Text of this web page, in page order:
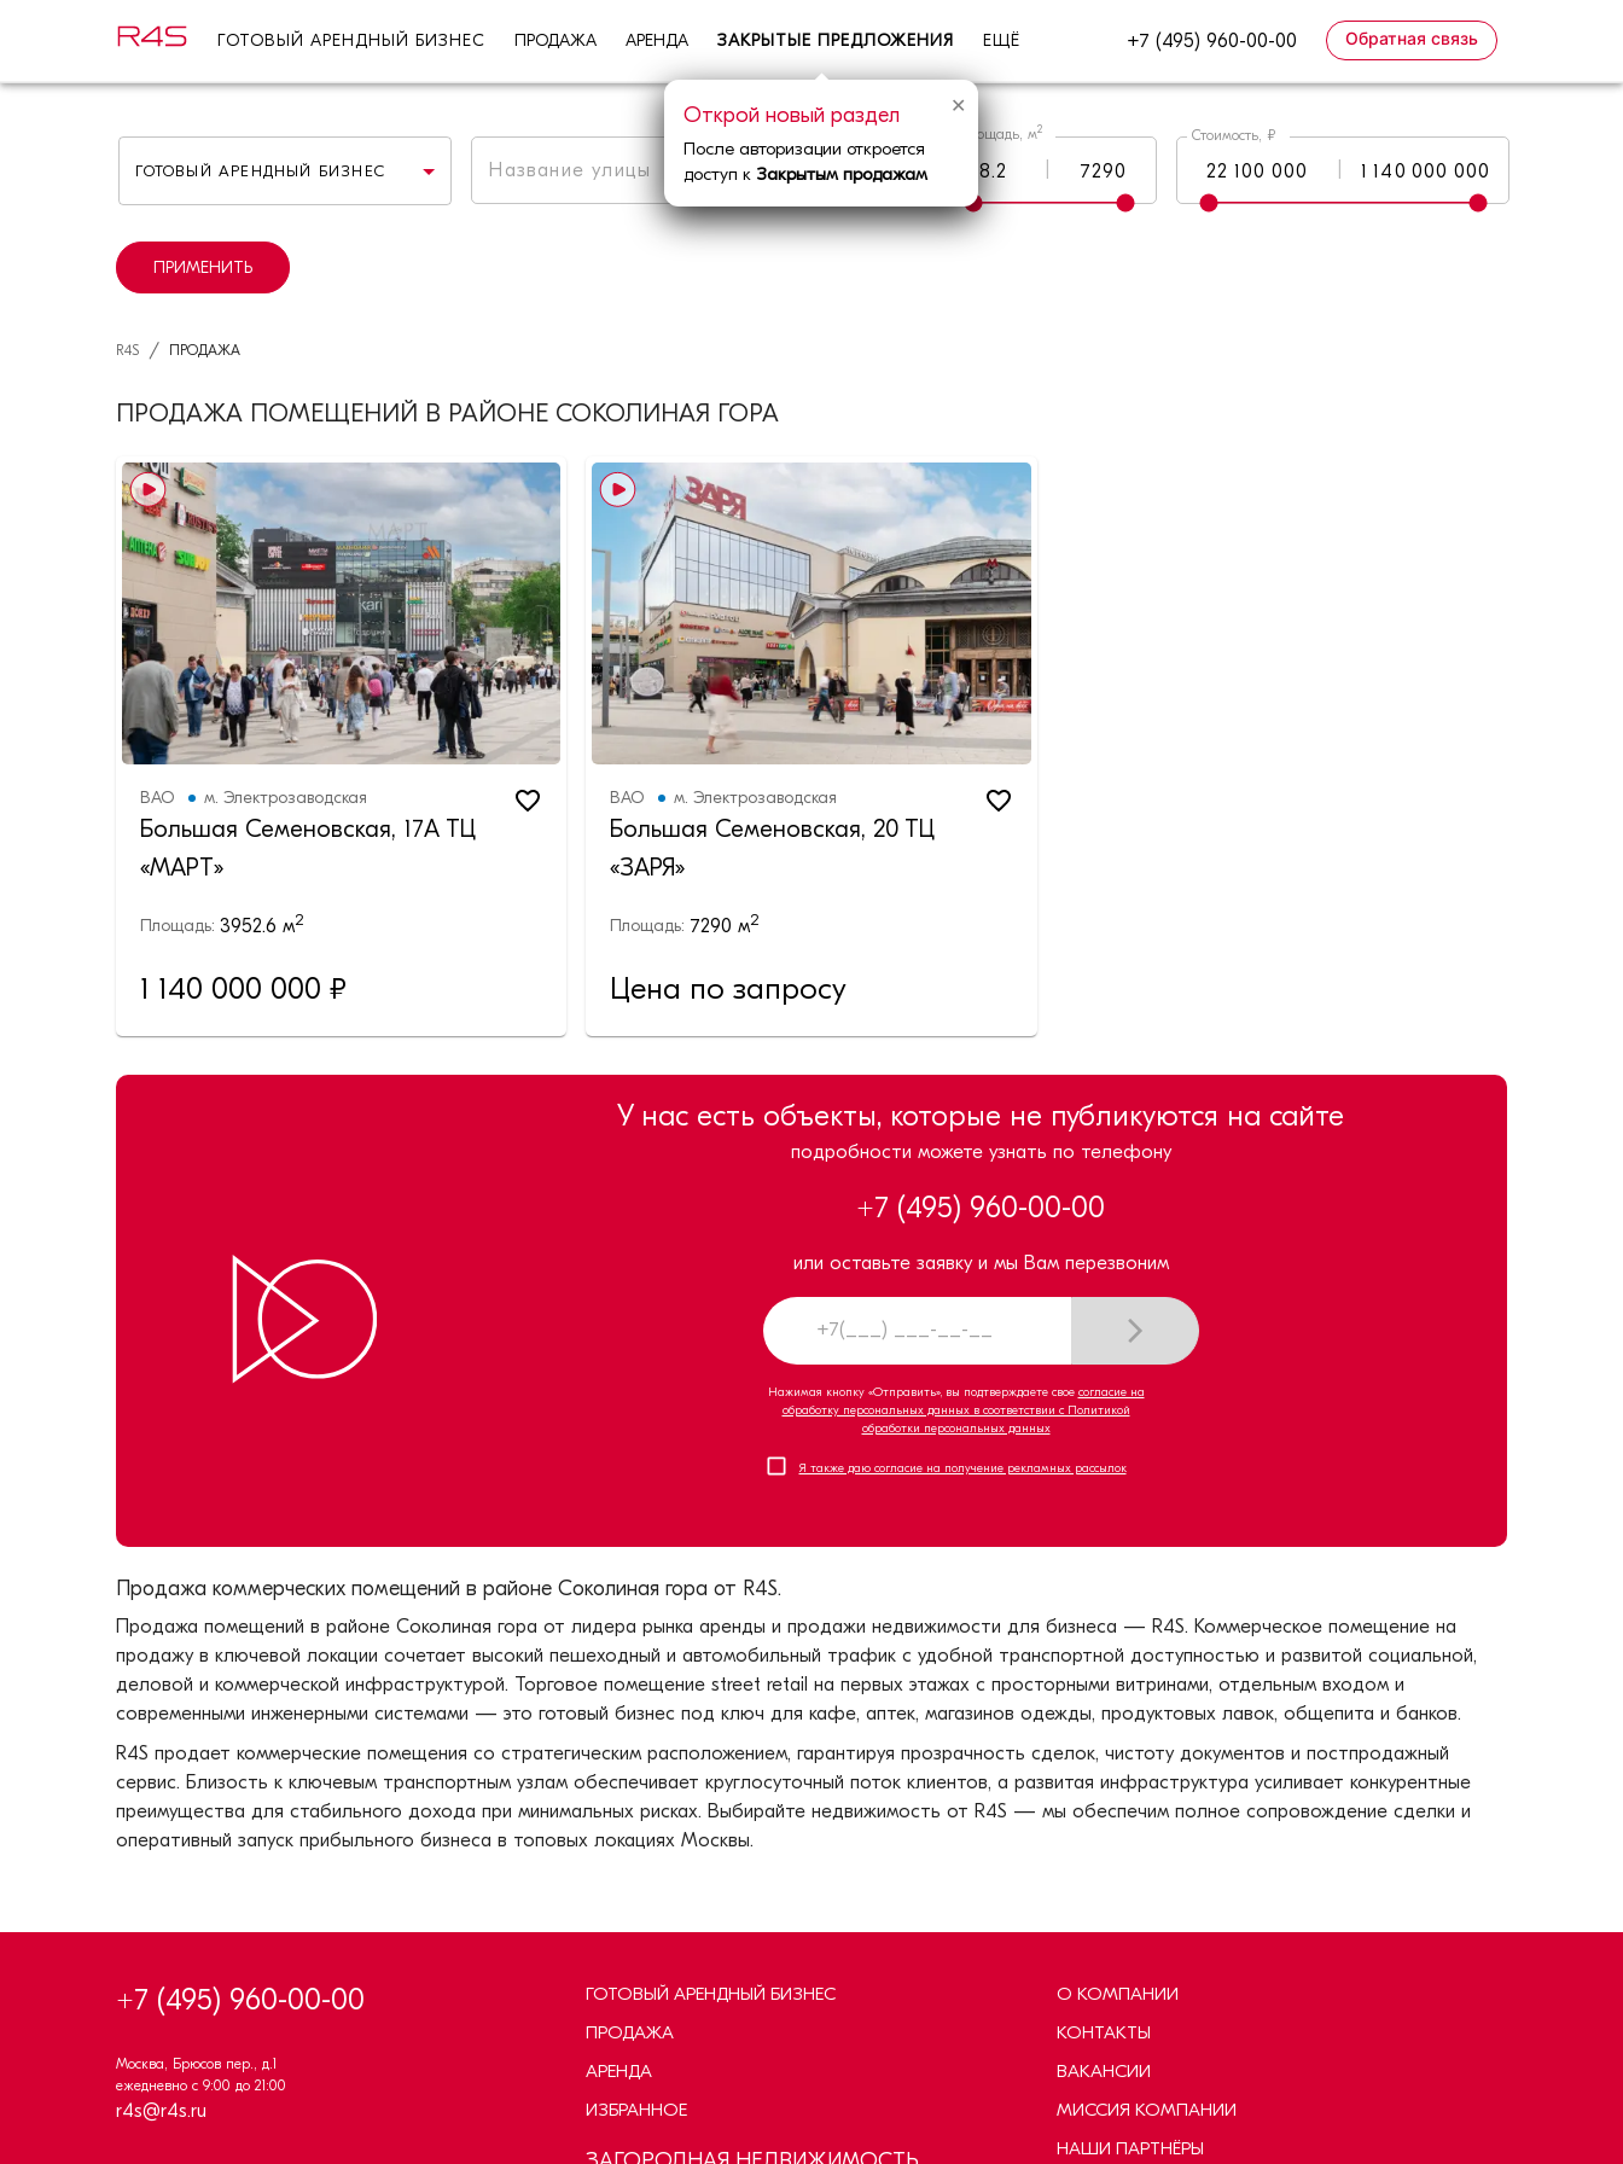
ГОТОВЫЙ АРЕНДНЫЙ БИЗНЕС ПРОДАЖА АРЕНДА ЗАКРЫТЫЕ ПРЕДЛОЖЕНИЯ ЕЩЁ +7 (495) 960-00-00 Обратная связь
ГОТОВЫЙ АРЕНДНЫЙ БИЗНЕС Метро | Округ
Площадь, м2 Стоимость, ₽
ПРИМЕНИТЬ
R4S / ПРОДАЖА
ПРОДАЖА ПОМЕЩЕНИЙ В РАЙОНЕ СОКОЛИНАЯ ГОРА
ВАО м. Электрозаводская
Большая Семеновская, 17А ТЦ
«МАРТ»
Площадь: 3952.6 м2
1 140 000 000 ₽
ВАО м.Электрозаводская
Большая Семеновская, 20 ТЦ
«ЗАРЯ»
Площадь: 7290 м2
Цена по запросу
У нас есть объекты, которые не публикуются на сайте
подробности можете узнать по телефону
+7 (495) 960-00-00
или оставьте заявку и мы Вам перезвоним
Нажимая кнопку «Отправить», вы подтверждаете свое согласие на
обработку персональных данных в соответствии с Политикой
обработки персональных данных
Я также даю согласие на получение рекламных рассылок
Продажа коммерческих помещений в районе Соколиная гора от R4S.
Продажа помещений в районе Соколиная гора от лидера рынка аренды и продажи недвижимости для бизнеса — R4S. Коммерческое помещение на
продажу в ключевой локации сочетает высокий пешеходный и автомобильный трафик с удобной транспортной доступностью и развитой социальной,
деловой и коммерческой инфраструктурой. Торговое помещение street retail на первых этажах с просторными витринами, отдельным входом и
современными инженерными системами — это готовый бизнес под ключ для кафе, аптек, магазинов одежды, продуктовых лавок, общепита и банков.
R4S продает коммерческие помещения со стратегическим расположением, гарантируя прозрачность сделок, чистоту документов и постпродажный
сервис. Близость к ключевым транспортным узлам обеспечивает круглосуточный поток клиентов, а развитая инфраструктура усиливает конкурентные
преимущества для стабильного дохода при минимальных рисках. Выбирайте недвижимость от R4S — мы обеспечим полное сопровождение сделки и
оперативный запуск прибыльного бизнеса в топовых локациях Москвы.
+7 (495) 960-00-00
Москва, Брюсов пер., д.1
ежедневно с 9:00 до 21:00
r4s@r4s.ru
ГОТОВЫЙ АРЕНДНЫЙ БИЗНЕС
ПРОДАЖА
АРЕНДА
ИЗБРАННОЕ
О КОМПАНИИ
КОНТАКТЫ
ВАКАНСИИ
МИССИЯ КОМПАНИИ
НАШИ ПАРТНЁРЫ
✕
Открой новый раздел
После авторизации откроется
доступ к Закрытым продажам